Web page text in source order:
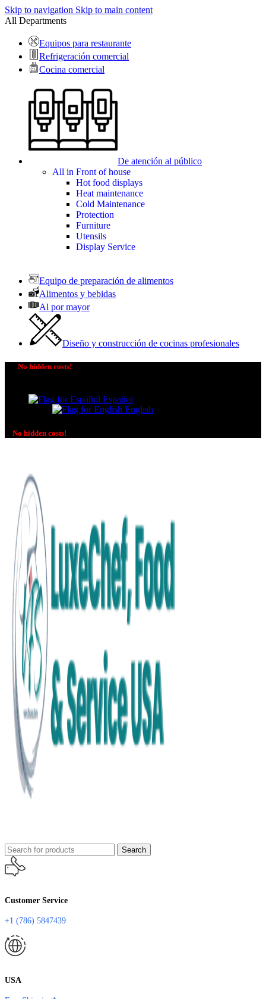
Skip to navigation Skip to main content
All Departments
Equipos para restaurante
Refrigeración comercial
Cocina comercial
De atención al público
All in Front of house
Hot food displays
Heat maintenance
Cold Maintenance
Protection
Furniture
Utensils
Display Service
Equipo de preparación de alimentos
Alimentos y bebidas
Al por mayor
Diseño y construcción de cocinas profesionales
No hidden costs!
Español
English
No hidden costs!
Search
Customer Service
+1 (786) 5847439
USA